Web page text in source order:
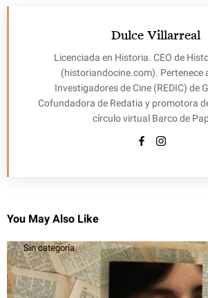
Dulce Villarreal
Licenciada en Historia. CEO de
(historiandocine.com). Pertenece
Investigadores de Cine (REDIC) de
Cofundadora de Redatia y promotora
círculo virtual Barco de
You May Also Like
Sin categoría